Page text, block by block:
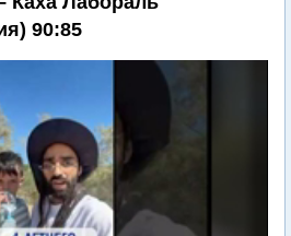
90:85